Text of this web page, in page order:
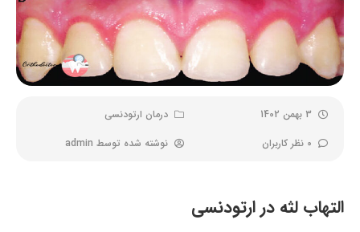
3 بهمن 1402
درمان ارتودنسی
0 نظر کاربران
نوشته شده توسط admin
التهاب لثه در ارتودنسی